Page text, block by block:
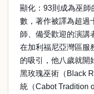
顯化：93則成為巫師
數，著作被譯為超過
師、備受歡迎的演講
在加利福尼亞灣區服
的吸引，他八歲就開
黑玫瑰巫術（Black
統（Cabot Tradition